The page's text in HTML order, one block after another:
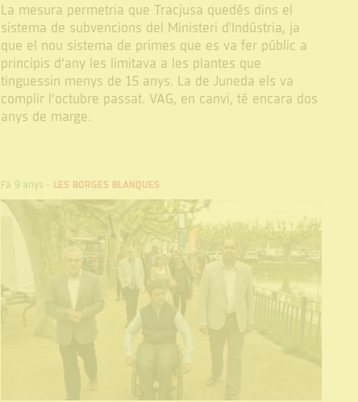
La mesura permetria que Tracjusa quedés dins el
sistema de subvencions del Ministeri d'Indústria, ja
que el nou sistema de primes que es va fer públic a
principis d’any les limitava a les plantes que
tinguessin menys de 15 anys. La de Juneda els va
complir l’octubre passat. VAG, en canvi, té encara dos
anys de marge.
Fa 9 anys - LES BORGES BLANQUES